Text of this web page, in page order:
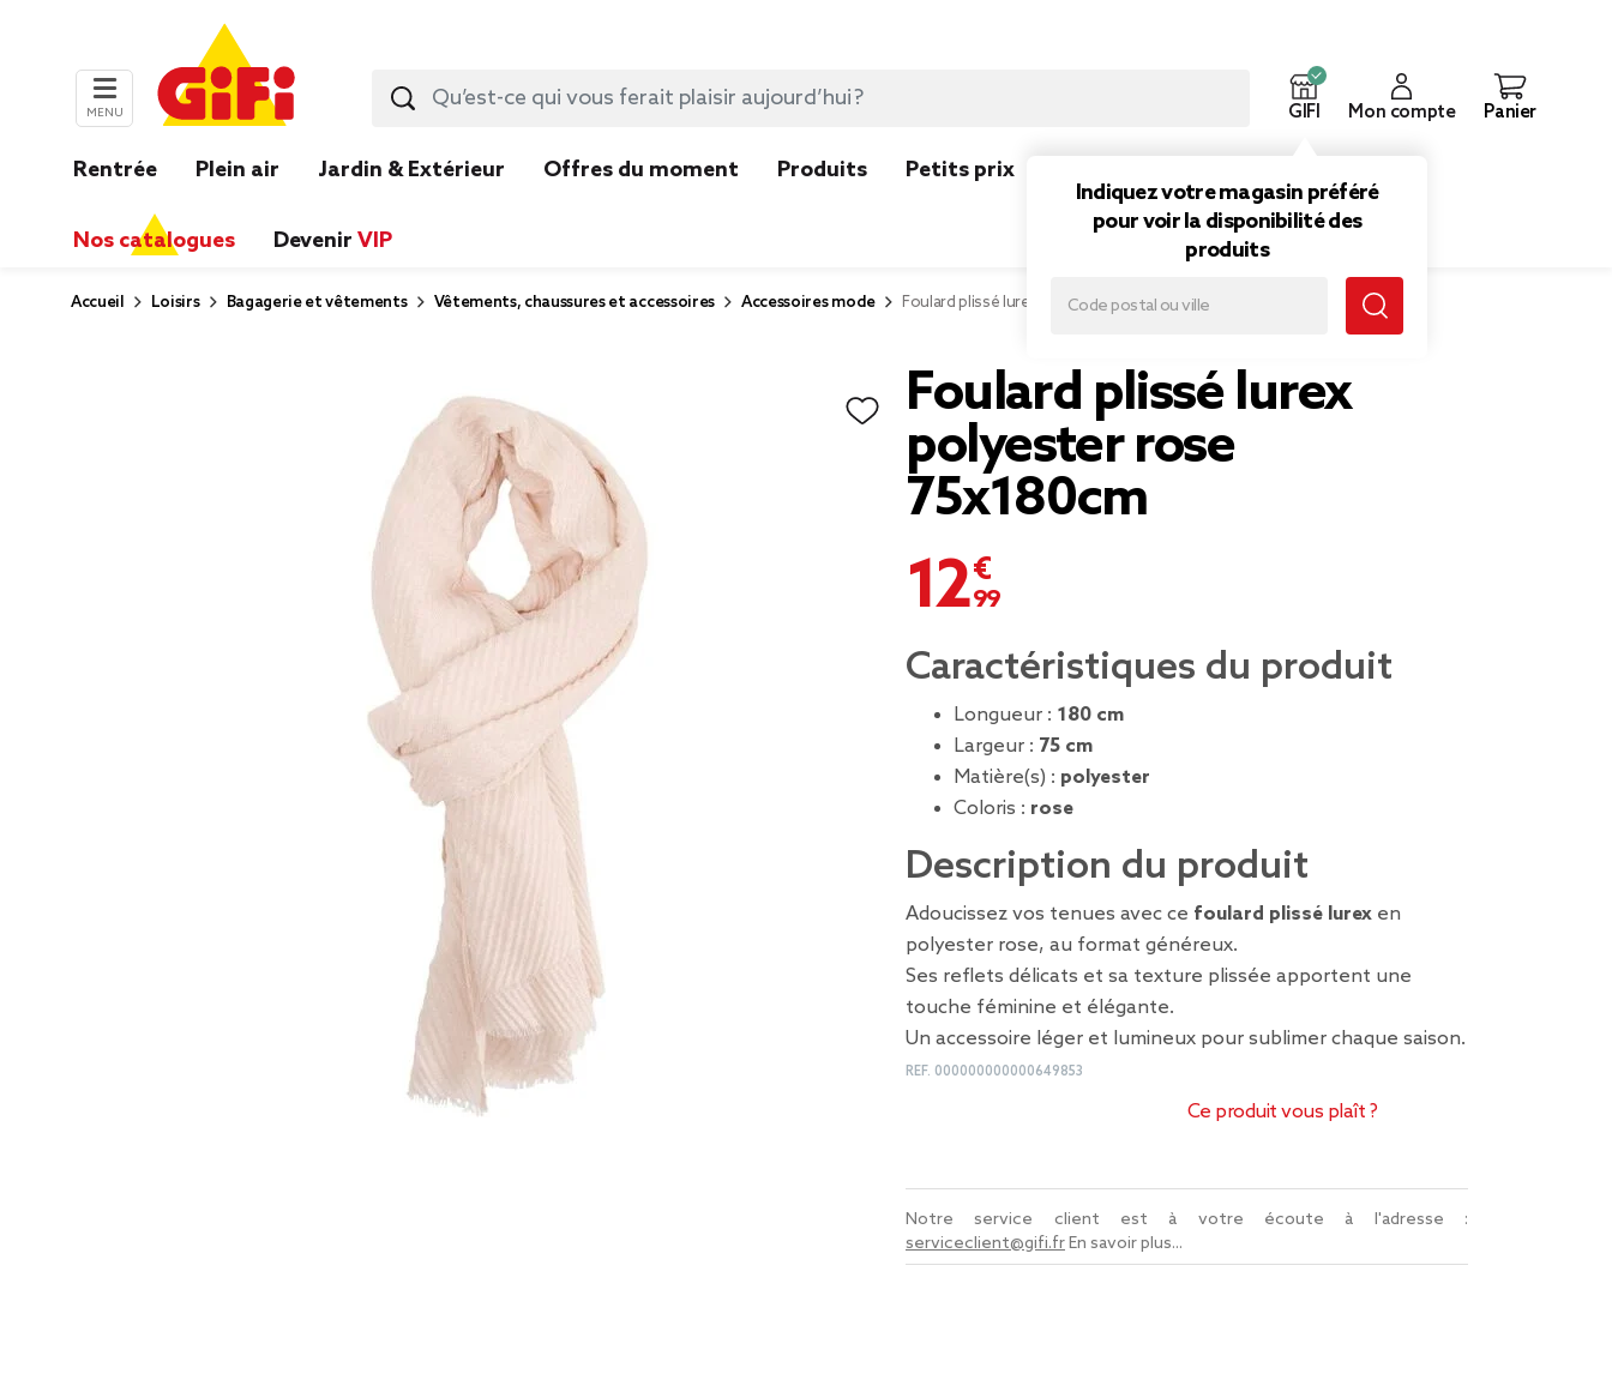
MENU GIFI
Indiquez votre magasin préféré
pour voir la disponibilité des
produits
Mon compte Panier
Rentrée Plein air Jardin & Extérieur Offres du moment Produits Petits prix
Nos catalogues Devenir VIP
Accueil Loisirs Bagagerie et vêtements Vêtements, chaussures et accessoires Accessoires mode Foulard plissé lurex polyester rose 75x180cm
Foulard plissé lurex
polyester rose
75x180cm
12,99 €
Caractéristiques du produit
Longueur : 180 cm
Largeur : 75 cm
Matière(s) : polyester
Coloris : rose
Description du produit
Adoucissez vos tenues avec ce foulard plissé lurex en
polyester rose, au format généreux.
Ses reflets délicats et sa texture plissée apportent une
touche féminine et élégante.
Un accessoire léger et lumineux pour sublimer chaque saison.
REF. 000000000000649853
Ce produit vous plaît ?
Notre service client est à votre écoute à l'adresse :
serviceclient@gifi.frEn savoir plus...